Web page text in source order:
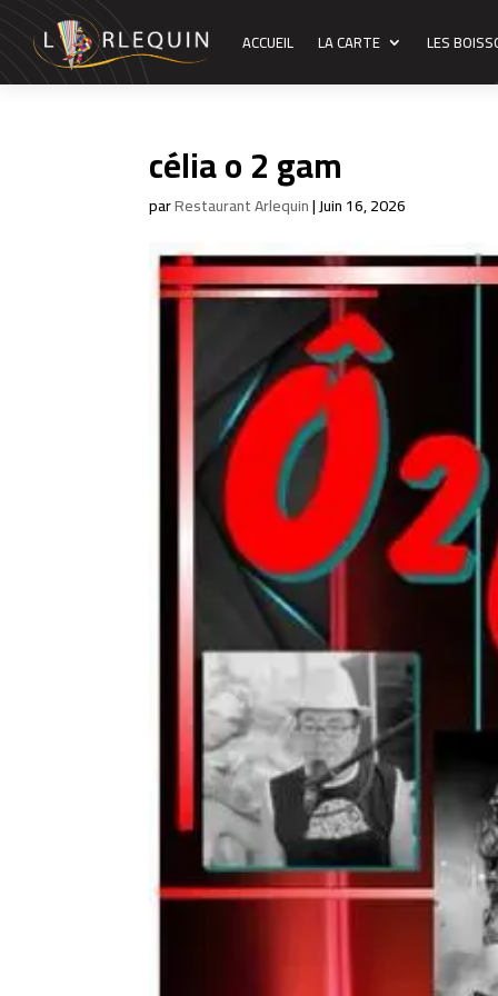
ACCUEIL LA CARTE LES
célia o 2 gam
parRestaurant Arlequin|Juin 16, 2026